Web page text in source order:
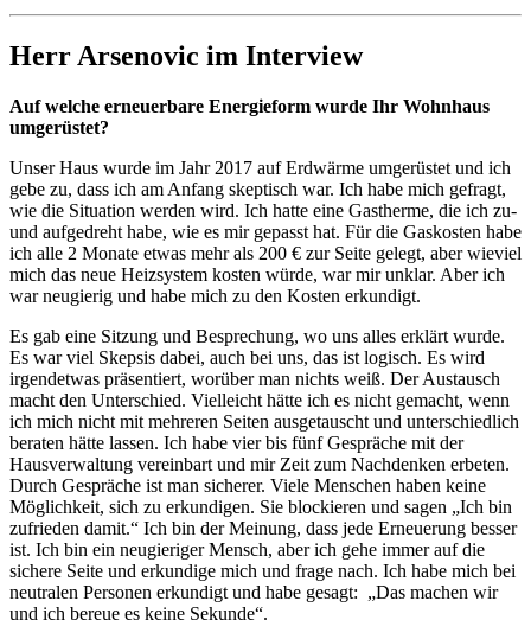
Herr Arsenovic im Interview
Auf welche erneuerbare Energieform wurde Ihr Wohnhaus
umgerüstet?
Unser Haus wurde im Jahr 2017 auf Erdwärme umgerüstet und ich
gebe zu, dass ich am Anfang skeptisch war. Ich habe mich gefragt,
wie die Situation werden wird. Ich hatte eine Gastherme, die ich zu-
und aufgedreht habe, wie es mir gepasst hat. Für die Gaskosten habe
ich alle 2 Monate etwas mehr als 200 € zur Seite gelegt, aber wieviel
mich das neue Heizsystem kosten würde, war mir unklar. Aber ich
war neugierig und habe mich zu den Kosten erkundigt.
Es gab eine Sitzung und Besprechung, wo uns alles erklärt wurde.
Es war viel Skepsis dabei, auch bei uns, das ist logisch. Es wird
irgendetwas präsentiert, worüber man nichts weiß. Der Austausch
macht den Unterschied. Vielleicht hätte ich es nicht gemacht, wenn
ich mich nicht mit mehreren Seiten ausgetauscht und unterschiedlich
beraten hätte lassen. Ich habe vier bis fünf Gespräche mit der
Hausverwaltung vereinbart und mir Zeit zum Nachdenken erbeten.
Durch Gespräche ist man sicherer. Viele Menschen haben keine
Möglichkeit, sich zu erkundigen. Sie blockieren und sagen „Ich bin
zufrieden damit.“ Ich bin der Meinung, dass jede Erneuerung besser
ist. Ich bin ein neugieriger Mensch, aber ich gehe immer auf die
sichere Seite und erkundige mich und frage nach. Ich habe mich bei
neutralen Personen erkundigt und habe gesagt: „Das machen wir
und ich bereue es keine Sekunde“.